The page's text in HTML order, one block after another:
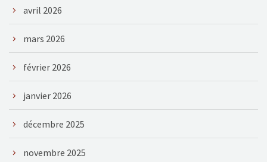
avril 2026
mars 2026
février 2026
janvier 2026
décembre 2025
novembre 2025